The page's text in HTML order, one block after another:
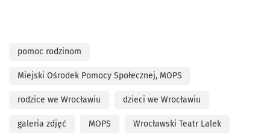
pomoc rodzinom
Miejski Ośrodek Pomocy Społecznej, MOPS
rodzice we Wrocławiu dzieci we Wrocławiu
galeria zdjęć MOPS Wrocławski Teatr Lalek